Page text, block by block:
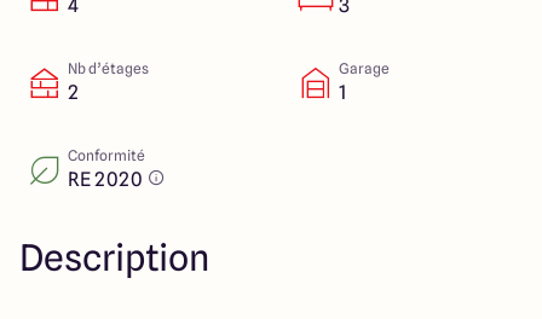
4 3
Nb d’étages
2
Garage
1
Conformité
RE 2020
Description